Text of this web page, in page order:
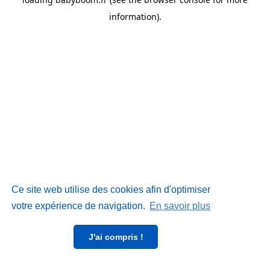
Ce site web utilise des cookies afin d'optimiser
votre expérience de navigation. En savoir plus
J'ai compris !
information).